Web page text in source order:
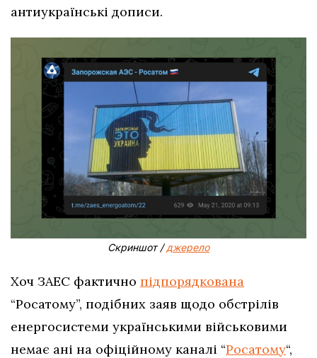
антиукраїнські дописи.
Скриншот /джерело
Хоч ЗАЕС фактично підпорядкована
“Росатому”, подібних заяв щодо обстрілів
енергосистеми українськими військовими
немає ані на офіційному каналі “Росатому“,